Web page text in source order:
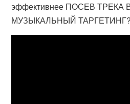
эффективнее ПОСЕВ ТРЕКА
МУЗЫКАЛЬНЫЙ ТАРГЕТИНГ?